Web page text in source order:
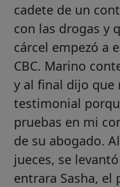
cadete de un
con las drogas y
cárcel empezó a
CBC. Marino
y al final dijo que
testimonial
pruebas en mi
de su abogado.
jueces, se
entrara Sasha,